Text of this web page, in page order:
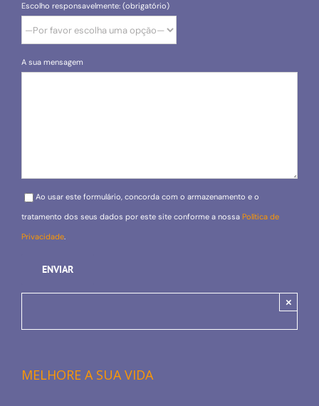
Escolho responsavelmente: (obrigatório)
A sua mensagem
Please leave this field empty.
Ao usar este formulário, concorda com o armazenamento e o
tratamento dos seus dados por este site conforme a nossa Política de
Privacidade.
×
MELHORE A SUA VIDA